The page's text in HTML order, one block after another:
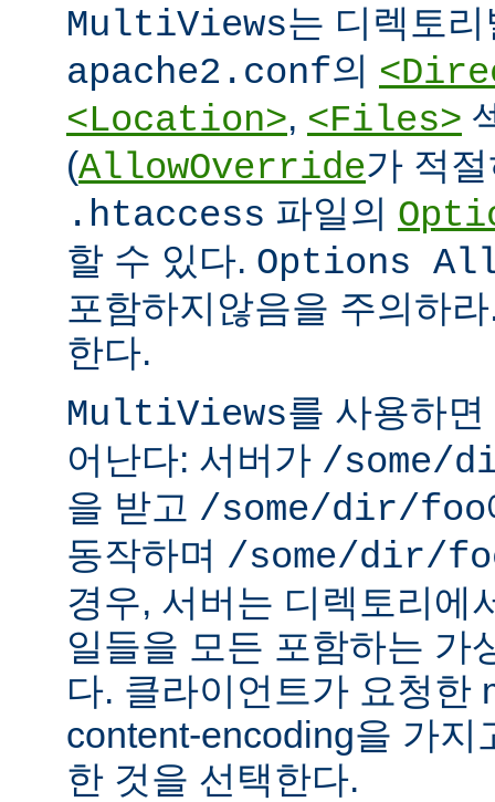
MultiViews는 디렉토
apache2.conf의
<Location>, <Files>
(AllowOverride가 적
.htaccess 파일의
할 수 있다. Options
포함하지않음을 주의하
한다.
MultiViews를 사용하
어난다: 서버가 /some/
을 받고 /some/dir/foo
동작하며 /some/dir/
경우, 서버는 디렉토리에
일들을 모든 포함하는 가
다. 클라이언트가 요청한
content-encoding을 가지
한 것을 선택한다.